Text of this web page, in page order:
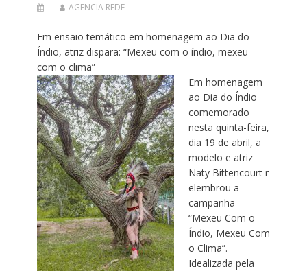
AGENCIA REDE
Em ensaio temático em homenagem ao Dia do
Índio, atriz dispara: “Mexeu com o índio, mexeu
com o clima”
Em homenagem
ao Dia do Índio
comemorado
nesta quinta-feira,
dia 19 de abril, a
modelo e atriz
Naty Bittencourtr
elembrou a
campanha
“Mexeu Com o
Índio, Mexeu Com
o Clima”.
Idealizada pela